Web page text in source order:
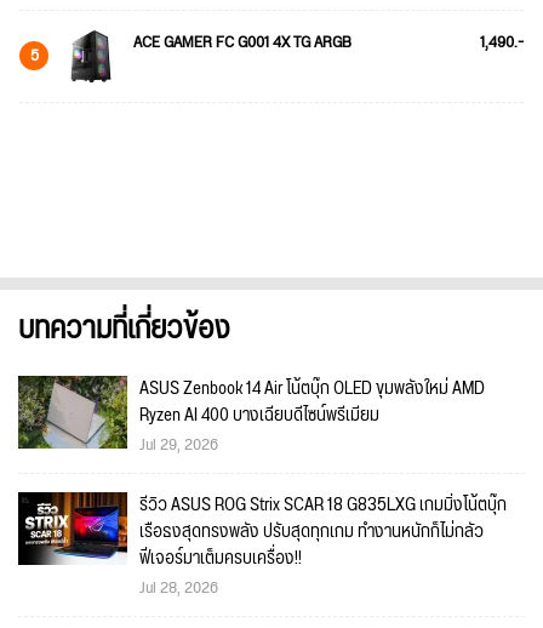
5 ACE GAMER FC G001 4X TG ARGB 1,490.-
บทความที่เกี่ยวข้อง
ASUS Zenbook 14 Air โน้ตบุ๊ก OLED ขุมพลังใหม่ AMD
Ryzen AI 400 บางเฉียบดีไซน์พรีเมียม
Jul 29, 2026
รีวิว ASUS ROG Strix SCAR 18 G835LXG เกมมิ่งโน้ตบุ๊ก
เรือธงสุดทรงพลัง ปรับสุดทุกเกม ทำงานหนักก็ไม่กลัว
ฟีเจอร์มาเต็มครบเครื่อง!!
Jul 28, 2026